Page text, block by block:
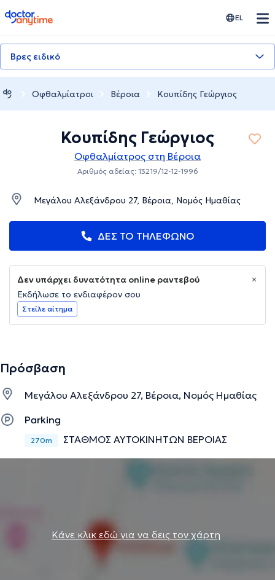
doctoranytime EL
Βρες ειδικό
Οφθαλμίατροι Βέροια Κουπίδης Γεώργιος
Κουπίδης Γεώργιος
Οφθαλμίατρος στη Βέροια
Αριθμός αδείας: 13219/12-12-1996
Μεγάλου Αλεξάνδρου 27, Βέροια, Νομός Ημαθίας
ΔΕΣ ΤΟ ΤΗΛΕΦΩΝΟ
Δεν υπάρχει δυνατότητα online ραντεβού
Εκδήλωσε το ενδιαφέρον σου
Στείλε αίτημα
Πρόσβαση
Μεγάλου Αλεξάνδρου 27, Βέροια, Νομός Ημαθίας
Parking
270m ΣΤΑΘΜΟΣ ΑΥΤΟΚΙΝΗΤΩΝ ΒΕΡΟΙΑΣ
Κάνε κλικ εδώ για να δεις τον χάρτη